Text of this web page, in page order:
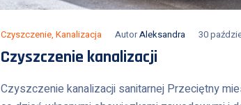
Czyszczenie, Kanalizacja AutorAleksandra 30
Czyszczenie kanalizacji
Czyszczenie kanalizacji sanitarnej Przeciętny